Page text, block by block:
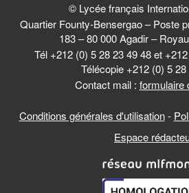
© Lycée français
Quartier Founty-Bensergao – Poste
183 – 80 000 Agadir –
Tél +212 (0) 5 28 23 49 48 et
Télécopie +212 (0) 5
Contact mail : formulaire
Conditions générales d'utilisation-
Espace